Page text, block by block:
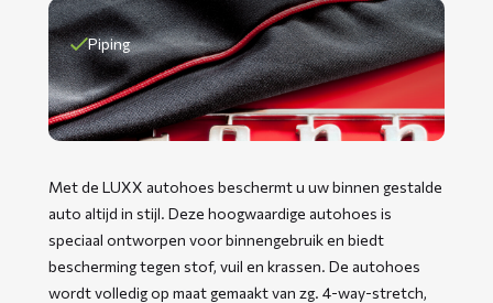
Piping
Met de LUXX autohoes beschermt u uw binnen gestalde
auto altijd in stijl. Deze hoogwaardige autohoes is
speciaal ontworpen voor binnengebruik en biedt
bescherming tegen stof, vuil en krassen. De autohoes
wordt volledig op maat gemaakt van zg. 4-way-stretch,